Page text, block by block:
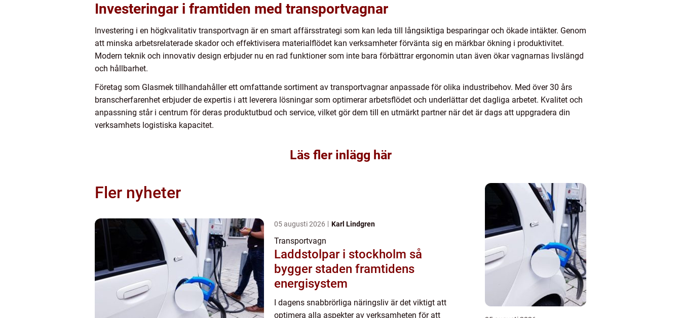
Investeringar i framtiden med transportvagnar
Investering i en högkvalitativ transportvagn är en smart affärsstrategi som kan leda till långsiktiga besparingar och ökade intäkter. Genom
att minska arbetsrelaterade skador och effektivisera materialflödet kan verksamheter förvänta sig en märkbar ökning i produktivitet.
Modern teknik och innovativ design erbjuder nu en rad funktioner som inte bara förbättrar ergonomin utan även ökar vagnarnas livslängd
och hållbarhet.
Företag som Glasmek tillhandahåller ett omfattande sortiment av transportvagnar anpassade för olika industribehov. Med över 30 års
branscherfarenhet erbjuder de expertis i att leverera lösningar som optimerar arbetsflödet och underlättar det dagliga arbetet. Kvalitet och
anpassning står i centrum för deras produktutbud och service, vilket gör dem till en utmärkt partner när det är dags att uppgradera din
verksamhets logistiska kapacitet.
Läs fler inlägg här
Fler nyheter
05 augusti 2026 Karl Lindgren
Transportvagn
Laddstolpar i stockholm så
bygger staden framtidens
energisystem
I dagens snabbrörliga näringsliv är det viktigt att
optimera alla aspekter av verksamheten för att